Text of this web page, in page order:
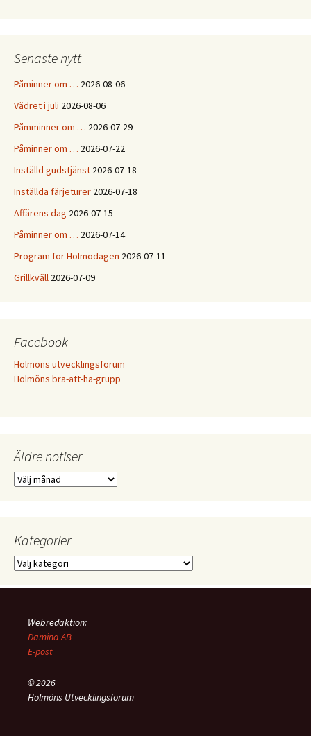
Senaste nytt
Påminner om … 2026-08-06
Vädret i juli 2026-08-06
Påmminner om … 2026-07-29
Påminner om … 2026-07-22
Inställd gudstjänst 2026-07-18
Inställda färjeturer 2026-07-18
Affärens dag 2026-07-15
Påminner om … 2026-07-14
Program för Holmödagen 2026-07-11
Grillkväll 2026-07-09
Facebook
Holmöns utvecklingsforum
Holmöns bra-att-ha-grupp
Äldre notiser
Äldre
Kategorier
Kategorier
Webredaktion:
Damina AB
E-post
© 2026
Holmöns Utvecklingsforum